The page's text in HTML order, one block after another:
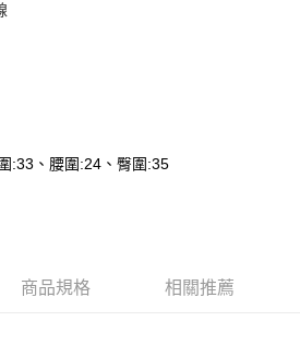
品之後才付款」的支付方式。 讓您購物簡單
後，再付款。
程】
免運
:33、腰圍:24、臀圍:35
商品規格 相關推薦